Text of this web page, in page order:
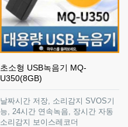
초소형 USB녹음기 MQ-
U350(8GB)
날짜시간 저장, 소리감지 SVOS기
능, 24시간 연속녹음, 장시간 자동
소리감지 보이스레코더